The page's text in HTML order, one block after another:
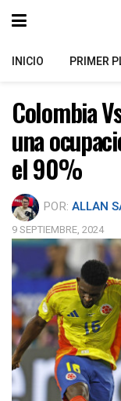
INICIO PRIMER
Colombia
una
el 90%
POR: ALLAN
9 SEPTIEMBRE, 2024